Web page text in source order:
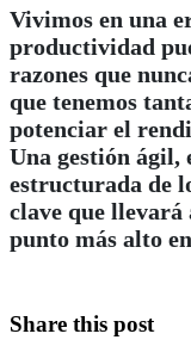
Vivimos en una
productividad
razones que
que tenemos
potenciar el
Una gestión ágil,
estructurada de
clave que llevará
punto más alto
Share this post